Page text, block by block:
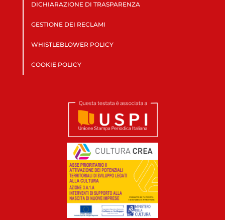
DICHIARAZIONE DI TRASPARENZA
GESTIONE DEI RECLAMI
WHISTLEBLOWER POLICY
COOKIE POLICY